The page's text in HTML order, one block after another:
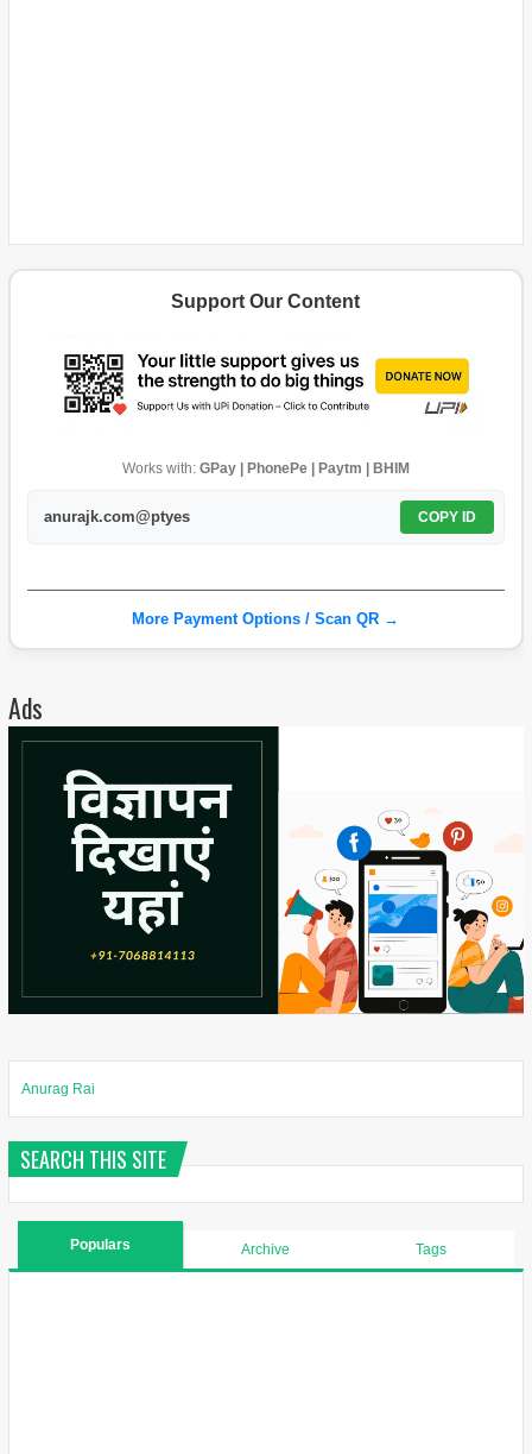
Support Our Content
Works with: GPay | PhonePe | Paytm | BHIM
anurajk.com@ptyes COPY ID
More Payment Options / Scan QR →
Ads
Anurag Rai
SEARCH THIS SITE
Populars Archive Tags